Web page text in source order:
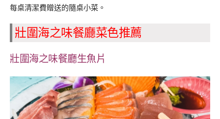
每桌清潔費贈送的隨桌小菜。
壯圍海之味餐廳菜色推薦
壯圍海之味餐廳生魚片